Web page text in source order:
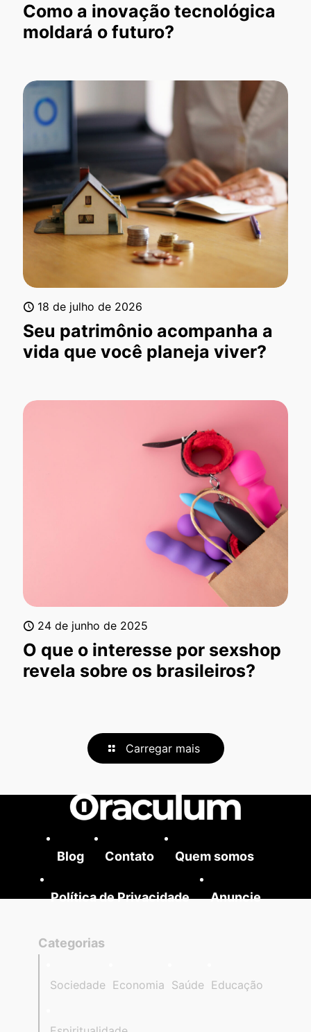
Como a inovação tecnológica
moldará o futuro?
18 de julho de 2026
Seu patrimônio acompanha a
vida que você planeja viver?
24 de junho de 2025
O que o interesse por sexshop
revela sobre os brasileiros?
Carregar mais
Blog Contato Quem somos
Política de Privacidade Anuncie
Categorias
Sociedade Economia Saúde Educação